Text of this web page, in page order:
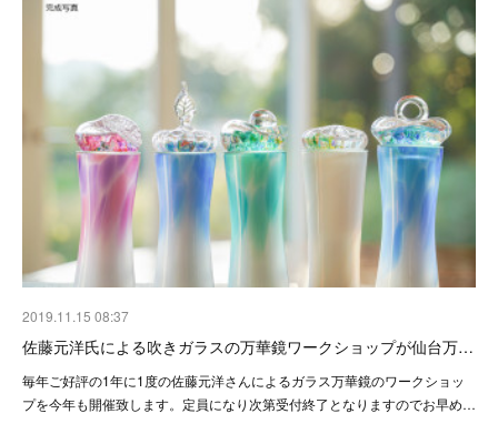
2019.11.15 08:37
佐藤元洋氏による吹きガラスの万華鏡ワークショップが仙台万…
毎年ご好評の1年に1度の佐藤元洋さんによるガラス万華鏡のワークショッ
プを今年も開催致します。定員になり次第受付終了となりますのでお早め…